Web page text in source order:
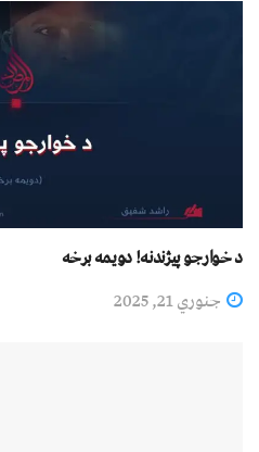
د خوارجو پيژندنه! دویمه برخه
جنوري 21, 2025